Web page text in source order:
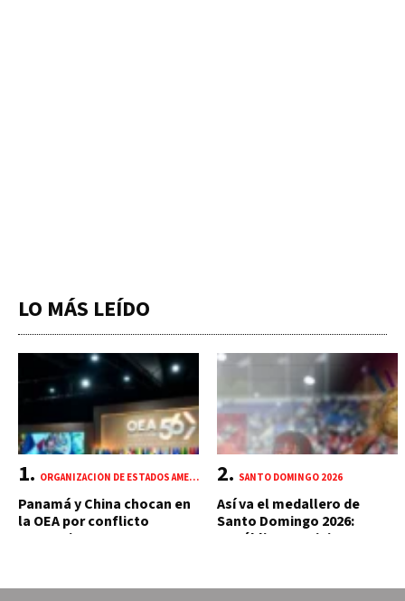
LO MÁS LEÍDO
ORGANIZACIÓN DE ESTADOS AMERICANOS (OEA)
Panamá y China chocan en
la OEA por conflicto
portuario y mercante
SANTO DOMINGO 2026
Así va el medallero de
Santo Domingo 2026:
República Dominicana